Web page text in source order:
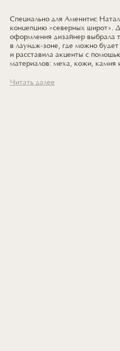
Специально для Аменитис
концепцию «северных широт».
оформления дизайнер выбрала
в лаундж-зоне, где можно будет
и расставила акценты с
материалов: меха, кожи, камня
Читать далее